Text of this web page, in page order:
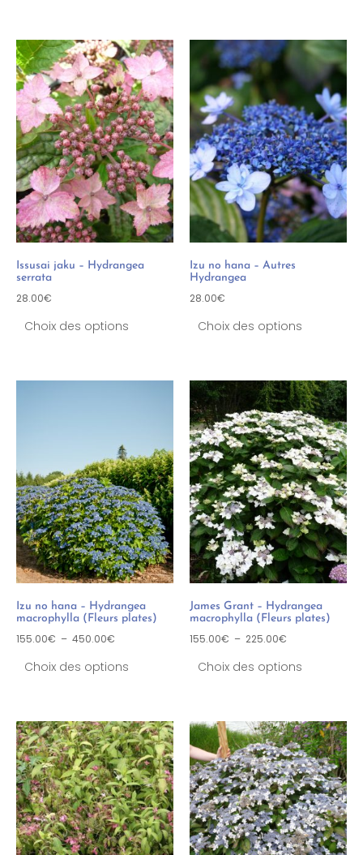
Issusai jaku – Hydrangea
serrata
28.00€
Choix des options
Izu no hana – Autres
Hydrangea
28.00€
Choix des options
Izu no hana – Hydrangea
macrophylla (Fleurs plates)
155.00€ – 450.00€
Choix des options
James Grant – Hydrangea
macrophylla (Fleurs plates)
155.00€ – 225.00€
Choix des options